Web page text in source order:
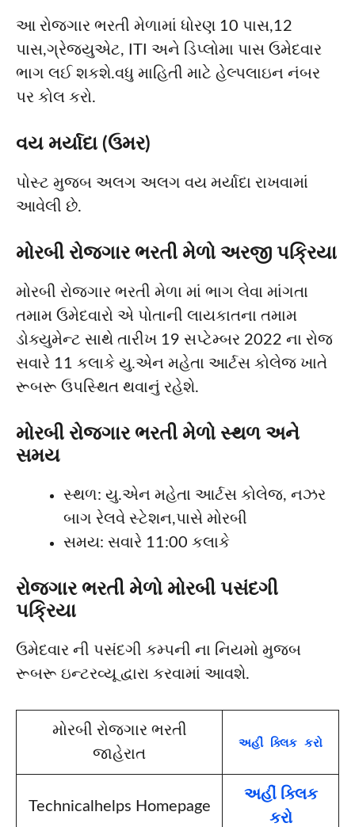
આ રોજગાર ભરતી મેળામાં ધોરણ 10 પાસ,12
પાસ,ગ્રેજ્યુએટ, ITI અને ડિપ્લોમા પાસ ઉમેદવાર
ભાગ લઈ શકશે.વધુ માહિતી માટે હેલ્પલાઇન નંબર
પર કોલ કરો.
વય મર્યાદા (ઉમર)
પોસ્ટ મુજબ અલગ અલગ વય મર્યાદા રાખવામાં
આવેલી છે.
મોરબી રોજગાર ભરતી મેળો અરજી પક્રિયા
મોરબી રોજગાર ભરતી મેળા માં ભાગ લેવા માંગતા
તમામ ઉમેદવારો એ પોતાની લાયકાતના તમામ
ડોક્યુમેન્ટ સાથે તારીખ 19 સપ્ટેમ્બર 2022 ના રોજ
સવારે 11 કલાકે યુ.એન મહેતા આર્ટસ કોલેજ ખાતે
રૂબરૂ ઉપસ્થિત થવાનું રહેશે.
મોરબી રોજગાર ભરતી મેળો સ્થળ અને
સમય
સ્થળ: યુ.એન મહેતા આર્ટસ કોલેજ, નઝર
બાગ રેલવે સ્ટેશન,પાસે મોરબી
સમય: સવારે 11:00 કલાકે
રોજગાર ભરતી મેળો મોરબી પસંદગી
પક્રિયા
ઉમેદવાર ની પસંદગી કમ્પની ના નિયમો મુજબ
રૂબરૂ ઇન્ટરવ્યૂ દ્વારા કરવામાં આવશે.
મોરબી રોજગાર ભરતી
જાહેરાત
અહીં ક્લિક કરો
Technicalhelps Homepage
અહીં ક્લિક
કરો